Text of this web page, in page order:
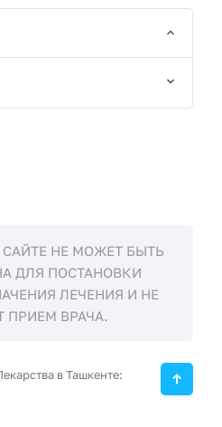
НЕ МОЖЕТ БЫТЬ
ДЛЯ ПОСТАНОВКИ
ЛЕЧЕНИЯ И НЕ
ПРИЕМ ВРАЧА.
в Ташкенте: